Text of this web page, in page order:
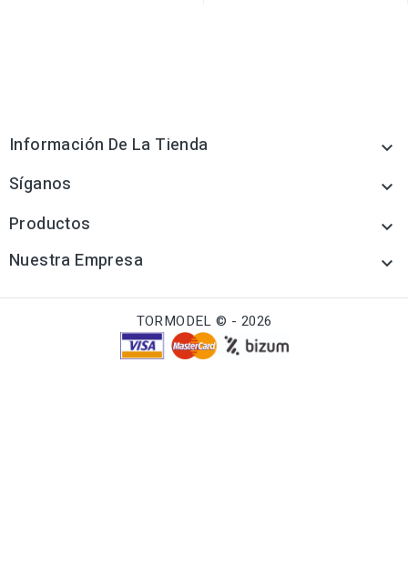
Información De La Tienda 
Síganos 
Productos 
Nuestra Empresa 
TORMODEL © - 2026